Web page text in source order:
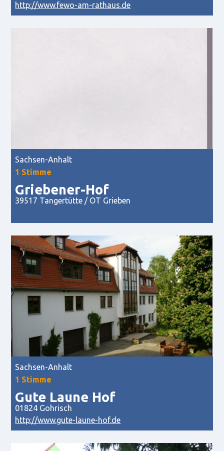
http://www.fewo-am-rathaus.de
Sachsen-Anhalt
1 Stimme
Griebener-Hof
39517 Tangertütte / OT Grieben
Sachsen-Anhalt
1 Stimme
Gute Laune Hof
01824 Gohrisch
http://www.gute-laune-hof.de